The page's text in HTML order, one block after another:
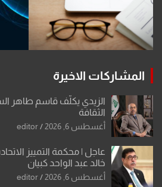
المشاركات الاخيرة
الزيدي يكلّف قاسم طاهر
الثقافة
أغسطس 6, 2026 editor
عاجل | محكمة التمييز
خالد عبد الواحد كبيان
أغسطس 6, 2026 editor